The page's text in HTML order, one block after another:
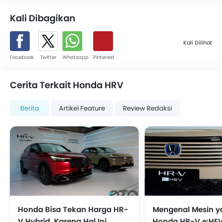
Kali Dibagikan
Facebook Twitter Whatsapp Pinterest
Kali Dilihat
Cerita Terkait Honda HRV
Berita Artikel Feature Review Redaksi
Honda Bisa Tekan Harga HR-
Mengenal Mesin